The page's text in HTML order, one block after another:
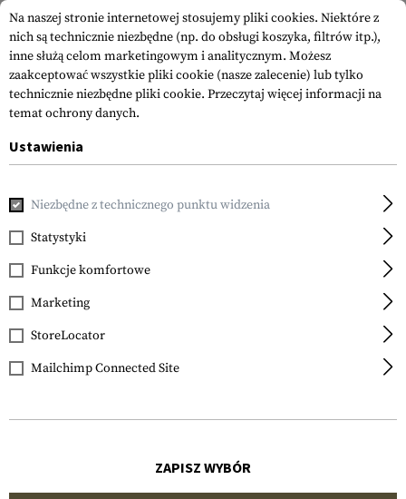
CRYE PRECISION CRYE PRECISION
Na naszej stronie internetowej stosujemy pliki cookies. Niektóre z
nich są technicznie niezbędne (np. do obsługi koszyka, filtrów itp.),
inne służą celom marketingowym i analitycznym. Możesz
zaakceptować wszystkie pliki cookie (nasze zalecenie) lub tylko
technicznie niezbędne pliki cookie. Przeczytaj więcej informacji na
temat ochrony danych.
Ustawienia
Niezbędne z technicznego punktu widzenia
Statystyki
Funkcje komfortowe
Marketing
StoreLocator
Mailchimp Connected Site
ZAPISZ WYBÓR